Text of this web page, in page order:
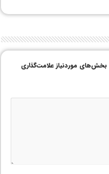
بخش‌های موردنیاز علامت‌گذاری